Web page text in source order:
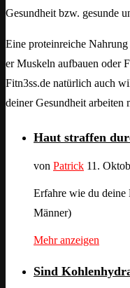
Gesundheit bzw. gesunde
Eine proteinreiche
er Muskeln aufbauen oder
Fitn3ss.de natürlich auch
deiner Gesundheit arbeiten
Haut straffen
von Patrick 11.
Erfahre wie du deine
Männer)
Mehr anzeigen
Sind